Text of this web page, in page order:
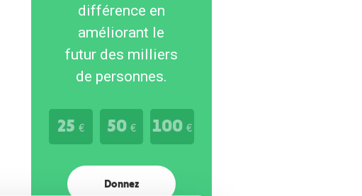
différence en
améliorant le
futur des milliers
de personnes.
25 € 50 € 100€
Donnez